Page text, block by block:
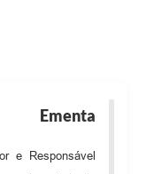
Ementa
e Responsável